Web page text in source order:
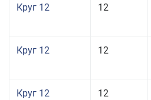
Круг 12 12
Круг 12 12
Круг 12 12